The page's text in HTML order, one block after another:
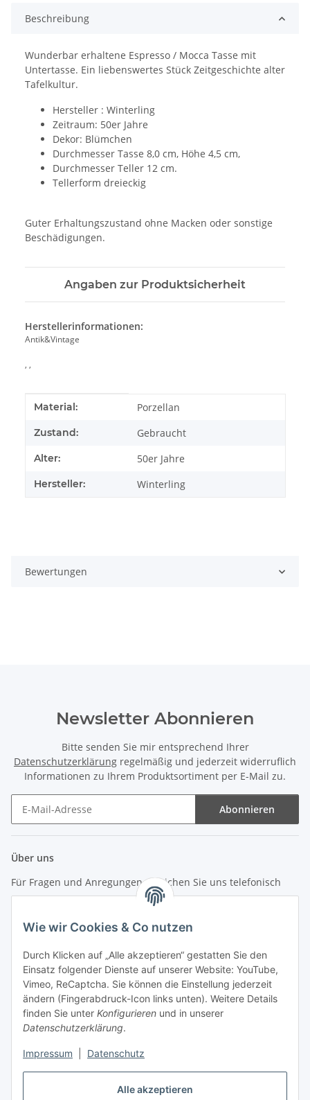
Alle akzeptieren
Wie wir Cookies & Co nutzen
Durch Klicken auf „Alle akzeptieren“ gestatten Sie den
Einsatz folgender Dienste auf unserer Website: YouTube,
Vimeo, ReCaptcha. Sie können die Einstellung jederzeit
ändern (Fingerabdruck-Icon links unten). Weitere Details
finden Sie unter Konfigurieren und in unserer
Datenschutzerklärung.
Impressum Datenschutz
Beschreibung
Wunderbar erhaltene Espresso / Mocca Tasse mit
Untertasse. Ein liebenswertes Stück Zeitgeschichte alter
Tafelkultur.
Hersteller : Winterling
Zeitraum: 50er Jahre
Dekor: Blümchen
Durchmesser Tasse 8,0 cm, Höhe 4,5 cm,
Durchmesser Teller 12 cm.
Tellerform dreieckig
Guter Erhaltungszustand ohne Macken oder sonstige
Beschädigungen.
Angaben zur Produktsicherheit
Herstellerinformationen:
Antik&Vintage
, ,
Produkteigenschaft
Wert
Material: Porzellan
Zustand: Gebraucht
Alter: 50er Jahre
Hersteller: Winterling
Bewertungen
Newsletter Abonnieren
Bitte senden Sie mir entsprechend Ihrer
Datenschutzerklärung regelmäßig und jederzeit widerruflich
Informationen zu Ihrem Produktsortiment per E-Mail zu.
Abonnieren
Über uns
Für Fragen und Anregungen erreichen Sie uns telefonisch
info (at) zweitedel.de
Informationen
Gesetzliche Informationen